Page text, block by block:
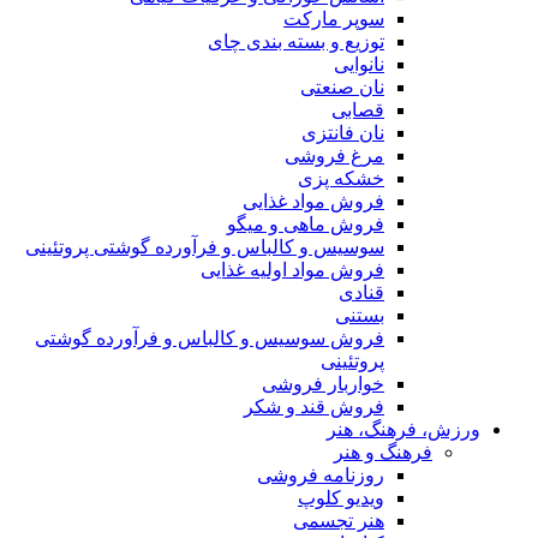
سوپر مارکت
توزیع و بسته بندی چای
نانوایی
نان صنعتی
قصابی
نان فانتزی
مرغ فروشی
خشکه پزی
فروش مواد غذایی
فروش ماهی و میگو
سوسیس و کالباس و فرآورده گوشتی پروتئینی
فروش مواد اولیه غذایی
قنادی
بستنی
فروش سوسیس و کالباس و فرآورده گوشتی
پروتئینی
خواربار فروشی
فروش قند و شکر
ورزش، فرهنگ، هنر
فرهنگ و هنر
روزنامه فروشی
ویدیو کلوپ
هنر تجسمی